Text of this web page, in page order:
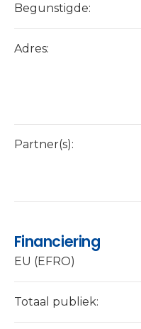
Begunstigde:
Adres:
Partner(s):
Financiering
EU (EFRO)
Totaal publiek: